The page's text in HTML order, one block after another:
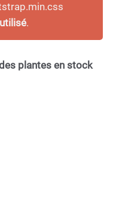
.
plantes en stock